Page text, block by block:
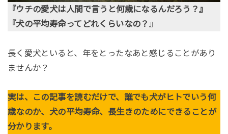
『ウチの愛犬は人間で言うと何歳になるんだろう？』
『犬の平均寿命ってどれくらいなの？ 』
長く愛犬といると、年をとったなあと感じることがあり
ませんか？
実は、この記事を読むだけで、誰でも犬がヒトでいう何
歳なのか、犬の平均寿命、長生きのためにできることが
分かります。